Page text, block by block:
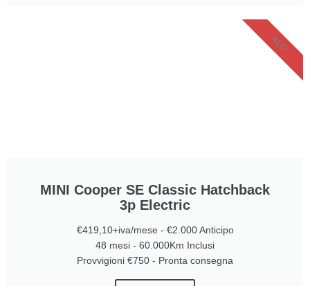
MINI Cooper SE Classic Hatchback
3p Electric
€419,10+iva/mese - €2.000 Anticipo
48 mesi - 60.000Km Inclusi
Provvigioni €750 - Pronta consegna
ALD